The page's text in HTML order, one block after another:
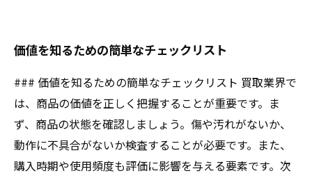
価値を知るための簡単なチェックリスト
### 価値を知るための簡単なチェックリスト 買取業界で
は、商品の価値を正しく把握することが重要です。ま
ず、商品の状態を確認しましょう。傷や汚れがないか、
動作に不具合がないか検査することが必要です。また、
購入時期や使用頻度も評価に影響を与える要素です。次